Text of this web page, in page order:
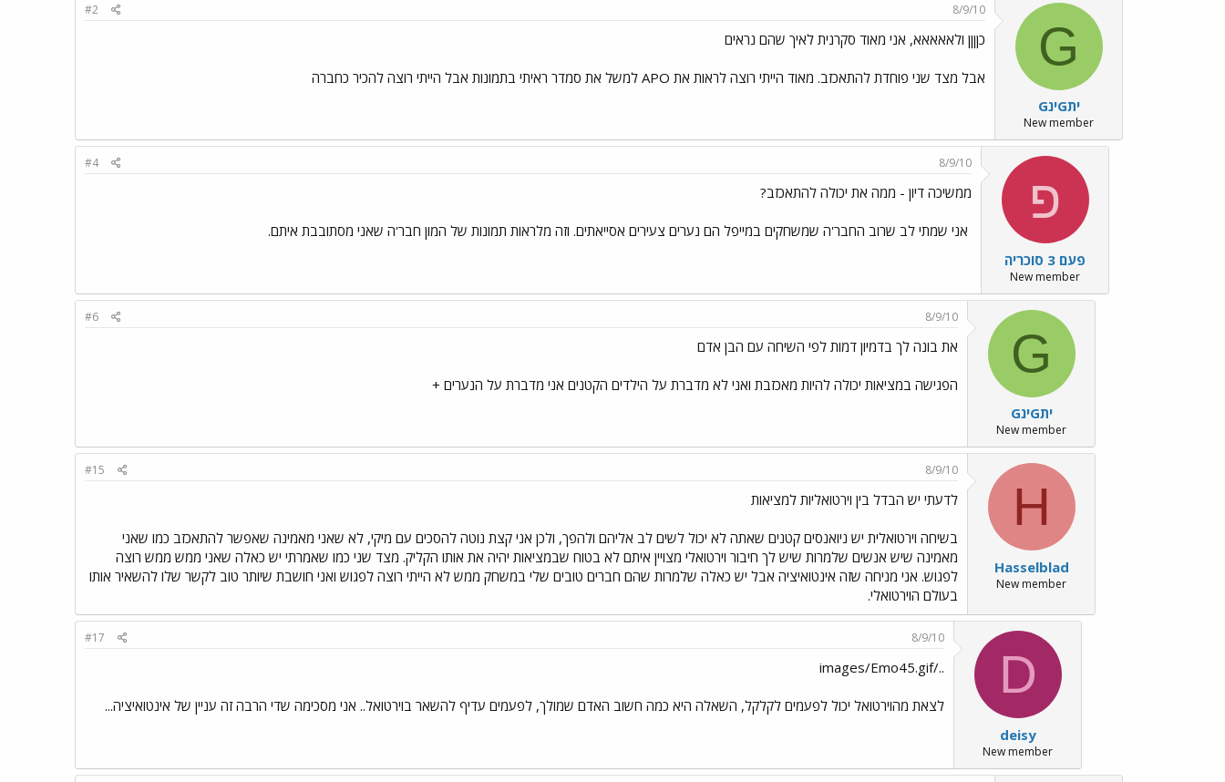
G
GינGית
New member
8/9/10
#2
כןןןן ולאאאאא, אני מאוד סקרנית לאיך שהם נראים
אבל מצד שני פוחדת להתאכזב. מאוד הייתי רוצה לראות את APO למשל את סמדר ראיתי בתמונות אבל הייתי רוצה להכיר כחברה
פ
פעם 3 סוכריה
New member
8/9/10
#4
ממשיכה דיון - ממה את יכולה להתאכזב?
אני שמתי לב שרוב החבר'ה שמשחקים במייפל הם נערים צעירים אסייאתים. וזה מלראות תמונות של המון חבר'ה שאני מסתובבת איתם.
G
GינGית
New member
8/9/10
#6
את בונה לך בדמיון דמות לפי השיחה עם הבן אדם
הפגישה במציאות יכולה להיות מאכזבת ואני לא מדברת על הילדים הקטנים אני מדברת על הנערים +
H
Hasselblad
New member
8/9/10
#15
לדעתי יש הבדל בין וירטואליות למציאות
בשיחה וירטואלית יש ניואנסים קטנים שאתה לא יכול לשים לב אליהם ולהפך, ולכן אני קצת נוטה להסכים עם מיקי, לא שאני מאמינה שאפשר להתאכזב כמו שאני
מאמינה שיש אנשים שלמרות שיש לך חיבור וירטואלי מצויין איתם לא בטוח שבמציאות יהיה את אותו הקליק. מצד שני כמו שאמרתי יש כאלה שאני ממש ממש רוצה
לפגוש. אני מניחה שזה אינטואיציה אבל יש כאלה שלמרות שהם חברים טובים שלי במשחק ממש לא הייתי רוצה לפגוש ואני חושבת שיותר טוב לקשר שלו להשאיר אותו
בעולם הוירטואלי.
D
deisy
New member
8/9/10
#17
../images/Emo45.gif
לצאת מהוירטואל יכול לפעמים לקלקל, השאלה היא כמה חשוב האדם שמולך, לפעמים עדיף להשאר בוירטואל.. אני מסכימה שדי הרבה זה עניין של אינטואיציה...